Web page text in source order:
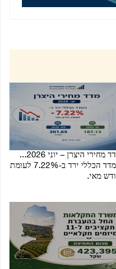
מדד מחירי היצרן – יוני 2026...
המדד הכללי ירד ב-7.22% לעומת
מאי.